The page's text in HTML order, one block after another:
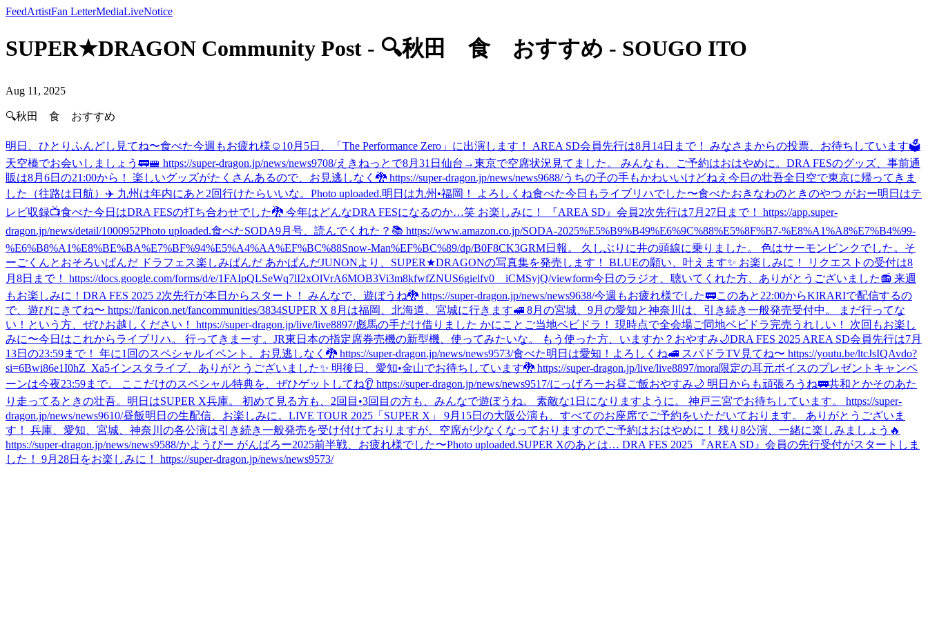
FeedArtistFan LetterMediaLiveNotice
SUPER★DRAGON Community Post - 🔍秋田 食 おすすめ - SOUGO ITO
Aug 11, 2025
🔍秋田 食 おすすめ
明日、ひとりふんどし見てね〜食べた今週もお疲れ様☺️ 10月5日、「The Performance Zero」に出演します！ AREA SD会員先行は8月14日まで！ みなさまからの投票、お待ちしています🗳️
天空橋でお会いしましょう🚃🚝 https://super-dragon.jp/news/news9708/えきねっとで8月31日仙台→東京で空席状況見てました。 みんなも、ご予約はおはやめに。 DRA FESのグッズ、事前通
販は8月6日の21:00から！ 楽しいグッズがたくさんあるので、お見逃しなく🐉 https://super-dragon.jp/news/news9688/うちの子の手もかわいいけどねえ 今日の壮吾全日空で東京に帰ってきま
した（往路は日航）✈️ 九州は年内にあと2回行けたらいいな。 Photo uploaded.明日は九州•福岡！ よろしくね食べた今日もライブリハでした〜食べたおきなわのときのやつ がおー明日はテ
レビ収録📺食べた今日はDRA FESの打ち合わせでした🐉 今年はどんなDRA FESになるのか…笑 お楽しみに！ 『AREA SD』会員2次先行は7月27日まで！ https://app.super-
dragon.jp/news/detail/1000952Photo uploaded.食べたSODA9月号、読んでくれた？📚 https://www.amazon.co.jp/SODA-2025%E5%B9%B49%E6%9C%88%E5%8F%B7-%E8%A1%A8%E7%B4%99-
%E6%B8%A1%E8%BE%BA%E7%BF%94%E5%A4%AA%EF%BC%88Snow-Man%EF%BC%89/dp/B0F8CK3GRM日報。 久しぶりに井の頭線に乗りました。 色はサーモンピンクでした。 そ
ーごくんとおそろいぱんだ ドラフェス楽しみぱんだ あかぱんだJUNONより、SUPER★DRAGONの写真集を発売します！ BLUEの願い、叶えます✨ お楽しみに！ リクエストの受付は8
月8日まで！ https://docs.google.com/forms/d/e/1FAIpQLSeWq7lI2xOlVrA6MOB3Vi3m8kfwfZNUS6gielfv0__iCMSyjQ/viewform今日のラジオ、聴いてくれた方、ありがとうございました📻 来週
もお楽しみに！ DRA FES 2025 2次先行が本日からスタート！ みんなで、遊ぼうね🐉 https://super-dragon.jp/news/news9638/今週もお疲れ様でした🚃このあと22:00からKIRARIで配信するの
で、遊びにきてね〜 https://fanicon.net/fancommunities/3834SUPER X 8月は福岡、北海道、宮城に行きます🚅 8月の宮城、9月の愛知と神奈川は、引き続き一般発売受付中。 まだ行ってな
い！という方、ぜひお越しください！ https://super-dragon.jp/live/live8897/彪馬の手だけ借りました かにことご当地ベビドラ！ 現時点で全会場ご同地ベビドラ完売うれしい！ 次回もお楽し
みに〜今日はこれからライブリハ。 行ってきまーす。 JR東日本の指定席券売機の新型機、使ってみたいな。 もう使った方、いますか？ おやすみ🌙DRA FES 2025 AREA SD会員先行は7月
13日の23:59まで！ 年に1回のスペシャルイベント。お見逃しなく🐉 https://super-dragon.jp/news/news9573/食べた明日は愛知！よろしくね🚅 スパドラTV見てね〜 https://youtu.be/ltcJsIQAvdo?
si=6Bwi86e1I0hZ_Xa5インスタライブ、ありがとうございました✨ 明後日、愛知•金山でお待ちしています🐉 https://super-dragon.jp/live/live8897/mora限定の耳元ボイスのプレゼントキャンペ
ーンは今夜23:59まで。 ここだけのスペシャル特典を、ぜひゲットしてね👂 https://super-dragon.jp/news/news9517/にっげろーお昼ご飯おやすみ🌙 明日からも頑張ろうね🚃共和とかそのあた
り走ってるときの壮吾。 明日はSUPER X兵庫。 初めて見る方も、2回目•3回目の方も、みんなで遊ぼうね。 素敵な1日になりますように。 神戸三宮でお待ちしています。 https://super-
dragon.jp/news/news9610/昼飯明日の生配信、お楽しみに。 LIVE TOUR 2025「SUPER X」 9月15日の大阪公演も、すべてのお座席でご予約をいただいております。 ありがとうございま
す！ 兵庫、愛知、宮城、神奈川の各公演は引き続き一般発売を受け付けておりますが、空席が少なくなっておりますのでご予約はおはやめに！ 残り8公演、一緒に楽しみましょう🔥
https://super-dragon.jp/news/news9588/かようびー がんばろー2025前半戦、お疲れ様でした〜Photo uploaded.SUPER Xのあとは… DRA FES 2025 『AREA SD』会員の先行受付がスタートしま
した！ 9月28日をお楽しみに！ https://super-dragon.jp/news/news9573/